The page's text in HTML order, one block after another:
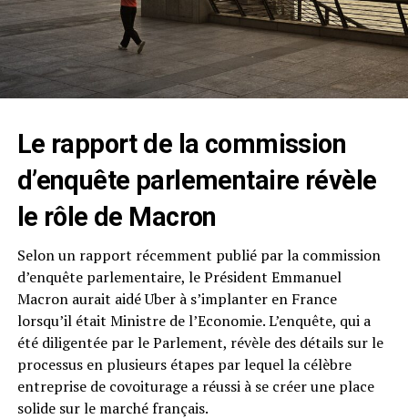
Le rapport de la commission
d’enquête parlementaire révèle
le rôle de Macron
Selon un rapport récemment publié par la commission
d’enquête parlementaire, le Président Emmanuel
Macron aurait aidé Uber à s’implanter en France
lorsqu’il était Ministre de l’Economie. L’enquête, qui a
été diligentée par le Parlement, révèle des détails sur le
processus en plusieurs étapes par lequel la célèbre
entreprise de covoiturage a réussi à se créer une place
solide sur le marché français.